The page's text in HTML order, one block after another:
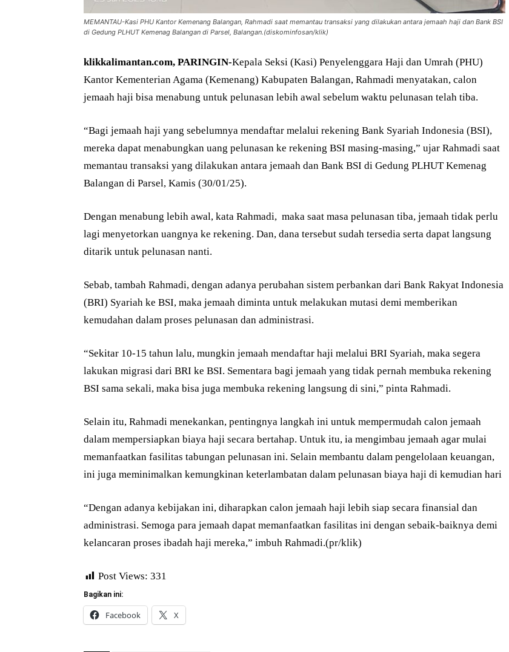
MEMANTAU-Kasi PHU Kantor Kemenang Balangan, Rahmadi saat memantau transaksi yang dilakukan antara jemaah haji dan Bank BSI
di Gedung PLHUT Kemenag Balangan di Parsel, Balangan.(diskominfosan/klik)
klikkalimantan.com, PARINGIN-Kepala Seksi (Kasi) Penyelenggara Haji dan Umrah (PHU)
Kantor Kementerian Agama (Kemenang) Kabupaten Balangan, Rahmadi menyatakan, calon
jemaah haji bisa menabung untuk pelunasan lebih awal sebelum waktu pelunasan telah tiba.
“Bagi jemaah haji yang sebelumnya mendaftar melalui rekening Bank Syariah Indonesia (BSI),
mereka dapat menabungkan uang pelunasan ke rekening BSI masing-masing,” ujar Rahmadi saat
memantau transaksi yang dilakukan antara jemaah dan Bank BSI di Gedung PLHUT Kemenag
Balangan di Parsel, Kamis (30/01/25).
Dengan menabung lebih awal, kata Rahmadi, maka saat masa pelunasan tiba, jemaah tidak perlu
lagi menyetorkan uangnya ke rekening. Dan, dana tersebut sudah tersedia serta dapat langsung
ditarik untuk pelunasan nanti.
Sebab, tambah Rahmadi, dengan adanya perubahan sistem perbankan dari Bank Rakyat Indonesia
(BRI) Syariah ke BSI, maka jemaah diminta untuk melakukan mutasi demi memberikan
kemudahan dalam proses pelunasan dan administrasi.
“Sekitar 10-15 tahun lalu, mungkin jemaah mendaftar haji melalui BRI Syariah, maka segera
lakukan migrasi dari BRI ke BSI. Sementara bagi jemaah yang tidak pernah membuka rekening
BSI sama sekali, maka bisa juga membuka rekening langsung di sini,” pinta Rahmadi.
Selain itu, Rahmadi menekankan, pentingnya langkah ini untuk mempermudah calon jemaah
dalam mempersiapkan biaya haji secara bertahap. Untuk itu, ia mengimbau jemaah agar mulai
memanfaatkan fasilitas tabungan pelunasan ini. Selain membantu dalam pengelolaan keuangan,
ini juga meminimalkan kemungkinan keterlambatan dalam pelunasan biaya haji di kemudian hari
“Dengan adanya kebijakan ini, diharapkan calon jemaah haji lebih siap secara finansial dan
administrasi. Semoga para jemaah dapat memanfaatkan fasilitas ini dengan sebaik-baiknya demi
kelancaran proses ibadah haji mereka,” imbuh Rahmadi.(pr/klik)
Post Views: 331
Bagikan ini:
Facebook X